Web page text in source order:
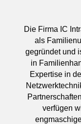
Die Firma IC
als
gegründet und
in
Expertise in
verfügen